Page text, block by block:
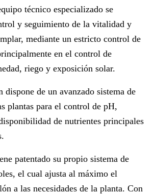
técnico especializado se
y seguimiento de la vitalidad y
mediante un estricto control de
en el control de
riego y exposición solar.
de un avanzado sistema de
plantas para el control de pH,
de nutrientes principales
patentado su propio sistema de
el cual ajusta al máximo el
a las necesidades de la planta. Con